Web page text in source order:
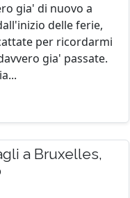
gia' di nuovo a
delle ferie,
per ricordarmi
gia' passate.
a Bruxelles,